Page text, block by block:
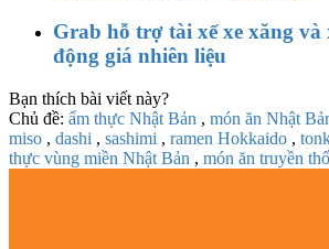
Grab hỗ trợ tài xế xe xăng và
động giá nhiên liệu
Bạn thích bài viết này?
Chủ đề: ẩm thực Nhật Bản , món ăn Nhật
miso , dashi , sashimi , ramen Hokkaido ,
thực vùng miền Nhật Bản , món ăn truyền